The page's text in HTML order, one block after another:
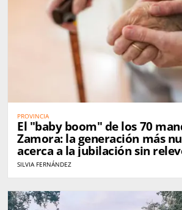
PROVINCIA
El "baby boom" de los 70
Zamora: la generación más
acerca a la jubilación sin
SILVIA FERNÁNDEZ